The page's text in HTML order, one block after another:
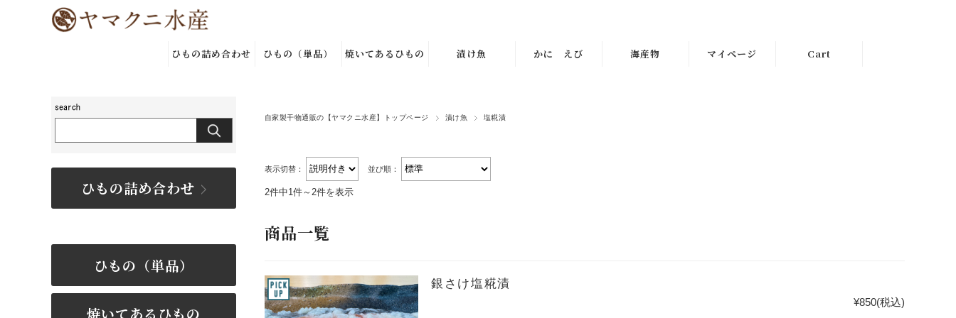
ひもの詰め合わせ ひもの（単品） 焼いてあるひもの 漬け魚 かに えび 海産物 マイページ Cart
自家製干物通販の【ヤマクニ水産】トップページ 漬け魚 塩糀漬
表示切替： 並び順：
2件中1件～2件を表示
商品一覧
銀さけ塩糀漬
¥850(税込)
ひもの詰め合わせ
ひもの（単品）
焼いてあるひもの